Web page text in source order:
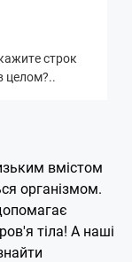
строк
целом?..
вмістом
організмом.
тіла! А наші